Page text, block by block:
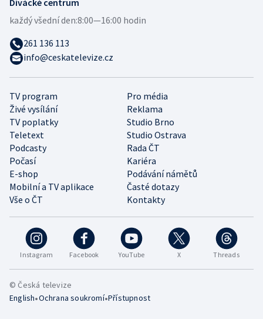
Instagram Facebook YouTube X Threads
TV program
Pro média
Živé vysílání
Reklama
TV poplatky
Studio Brno
Teletext
Studio Ostrava
Podcasty
Rada ČT
Počasí
Kariéra
E-shop
Podávání námětů
Mobilní a TV aplikace
Časté dotazy
Vše o ČT
Kontakty
každý všední den:8:00—16:00 hodin
261 136 113
info@ceskatelevize.cz
© Česká televize
English•Ochrana soukromí•Přístupnost